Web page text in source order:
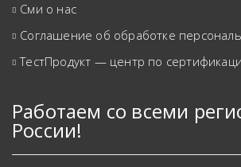
Сми о нас
Соглашение об обработке
ТестПродукт — центр по
Работаем со всеми
России!